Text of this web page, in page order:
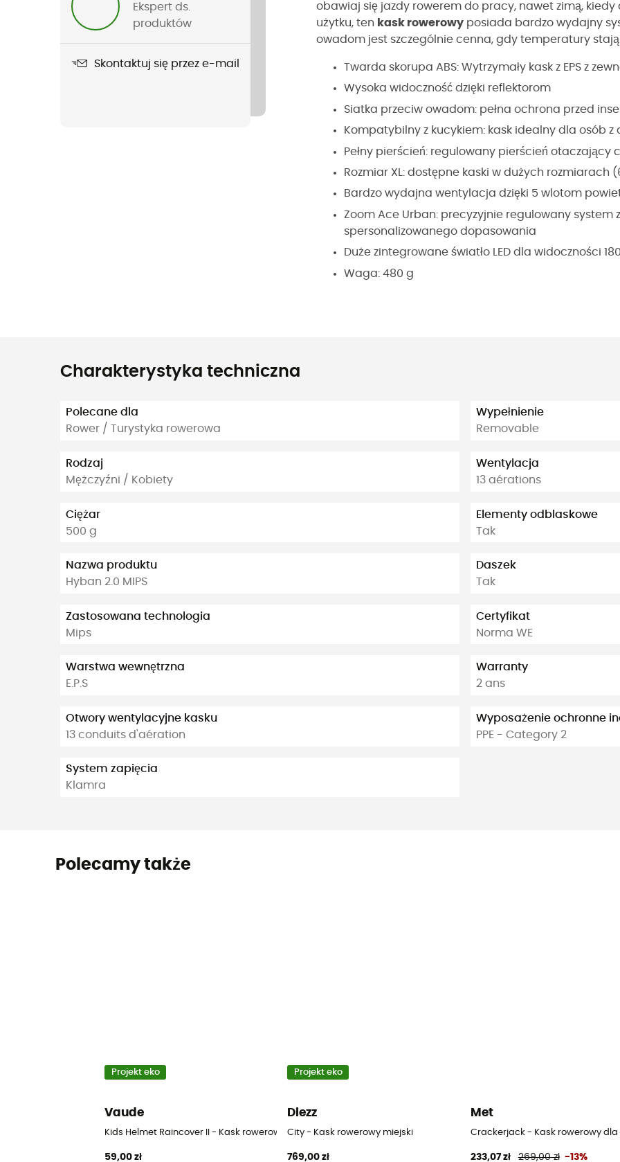
Ekspert ds.
produktów
Skontaktuj się przez e-mail
obawiaj się jazdy rowerem do pracy, nawet zimą,
użytku, ten kask rowerowy posiada bardzo wydajny
owadom jest szczególnie cenna, gdy temperatury stają
Twarda skorupa ABS: Wytrzymały kask z EPS z
Wysoka widoczność dzięki reflektorom
Siatka przeciw owadom: pełna ochrona przed
Kompatybilny z kucykiem: kask idealny dla osób z
Pełny pierścień: regulowany pierścień otaczający
Rozmiar XL: dostępne kaski w dużych rozmiarach
Bardzo wydajna wentylacja dzięki 5 wlotom
Zoom Ace Urban: precyzyjnie regulowany system
spersonalizowanego dopasowania
Duże zintegrowane światło LED dla widoczności
Waga: 480 g
Charakterystyka techniczna
Polecane dla
Rower / Turystyka rowerowa
Rodzaj
Mężczyźni / Kobiety
Ciężar
500 g
Nazwa produktu
Hyban 2.0 MIPS
Zastosowana technologia
Mips
Warstwa wewnętrzna
E.P.S
Otwory wentylacyjne kasku
13 conduits d'aération
System zapięcia
Klamra
Wypełnienie
Removable
Wentylacja
13 aérations
Elementy odblaskowe
Tak
Daszek
Tak
Certyfikat
Norma WE
Warranty
2 ans
Wyposażenie ochronne
PPE - Category 2
Polecamy także
Projekt eko
Vaude
Kids Helmet Raincover II - Kask rowerowy dla dzieci
59,00 zł
Projekt eko
Diezz
City - Kask rowerowy miejski
769,00 zł
Met
Crackerjack - Kask rowerowy dla
233,07 zł 269,00 zł -13%